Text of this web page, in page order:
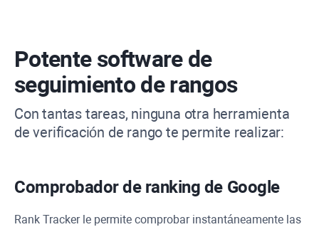
Potente software de
seguimiento de rangos
Con tantas tareas, ninguna otra herramienta
de verificación de rango te permite realizar:
Comprobador de ranking de Google
Rank Trackerle permite comprobar instantáneamente las